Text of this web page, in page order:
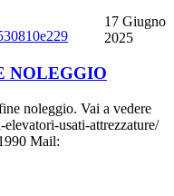
17 Giugno
2025
NOLEGGIO
noleggio. Vai a vedere
usati-attrezzature/
Mail: